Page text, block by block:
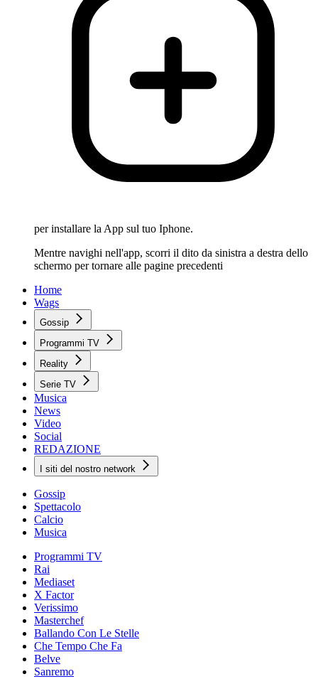
per installare la App sul tuo Iphone.
Mentre navighi nell'app, scorri il dito da sinistra a destra dello
schermo per tornare alle pagine precedenti
Home
Wags
Gossip
Programmi TV
Reality
Serie TV
Musica
News
Video
Social
REDAZIONE
I siti del nostro network
Gossip
Spettacolo
Calcio
Musica
Programmi TV
Rai
Mediaset
X Factor
Verissimo
Masterchef
Ballando Con Le Stelle
Che Tempo Che Fa
Belve
Sanremo